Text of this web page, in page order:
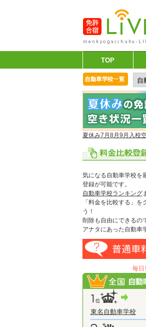
TOP
夏休み7月8月9月入校
気になる自動車学校を
登録が可能です。
自動車学校ランキング
「料金を比較する」を
う！
削除も自由にできるの
アナタにあった自動車
毎
東名自動車学校